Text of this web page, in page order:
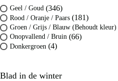
Geel / Goud (346)
Rood / Oranje / Paars (181)
Groen / Grijs / Blauw (Behoudt kleur)
Onopvallend / Bruin (66)
Donkergroen (4)
Blad in de winter